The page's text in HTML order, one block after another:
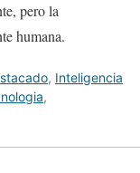
pero la
humana.
, Inteligencia
,